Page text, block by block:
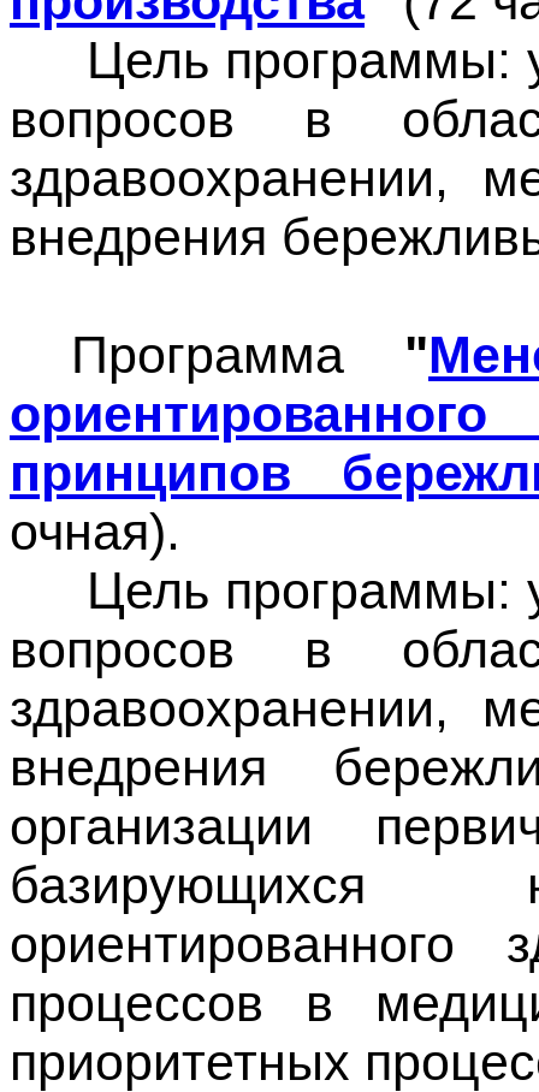
Цель программы:
вопросов в
здравоохранении,
внедрения
Программа "
принципов
очная).
Цель программы:
вопросов в
здравоохранении,
внедрения
организации
базирующихся
ориентированного
процессов в
приоритетных